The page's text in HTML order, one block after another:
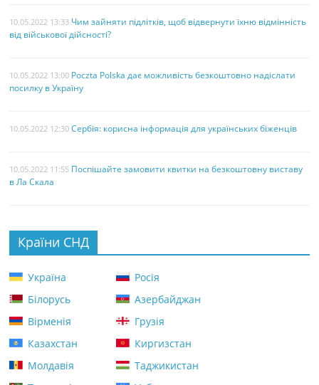
10.05.2022 13:33 Чим зайняти підлітків, щоб відвернути їхню відмінність
від військової дійсності?
10.05.2022 13:00 Poczta Polska дає можливість безкоштовно надіслати
посилку в Україну
10.05.2022 12:30 Сербія: корисна інформація для українських біженців
10.05.2022 11:55 Поспішайте замовити квитки на безкоштовну виставу
в Ла Скала
Країни СНД
Україна
Росія
Білорусь
Азербайджан
Вірменія
Грузія
Казахстан
Киргизстан
Молдавія
Таджикистан